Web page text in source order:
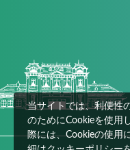
当サイトでは、利便性
のためにCookieを使用
際には、Cookieの使用